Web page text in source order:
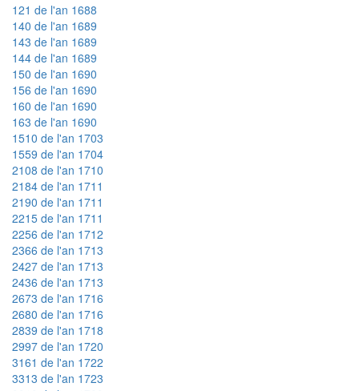
121 de l'an 1688
140 de l'an 1689
143 de l'an 1689
144 de l'an 1689
150 de l'an 1690
156 de l'an 1690
160 de l'an 1690
163 de l'an 1690
1510 de l'an 1703
1559 de l'an 1704
2108 de l'an 1710
2184 de l'an 1711
2190 de l'an 1711
2215 de l'an 1711
2256 de l'an 1712
2366 de l'an 1713
2427 de l'an 1713
2436 de l'an 1713
2673 de l'an 1716
2680 de l'an 1716
2839 de l'an 1718
2997 de l'an 1720
3161 de l'an 1722
3313 de l'an 1723